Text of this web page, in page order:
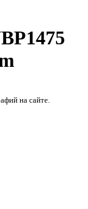
на сайте.